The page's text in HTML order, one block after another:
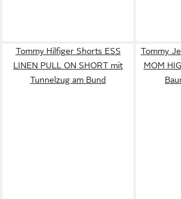
Tommy Hilfiger Shorts ESS
LINEN PULL ON SHORT mit
Tunnelzug am Bund
Tommy
MOM